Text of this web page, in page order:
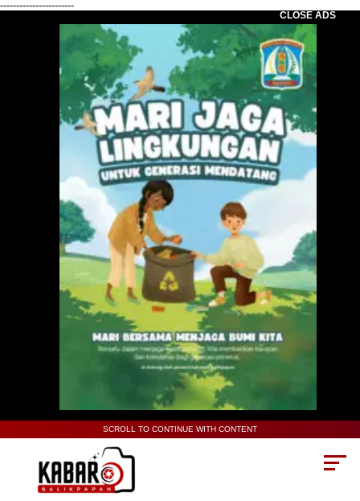
-----------------------
CLOSE ADS
SCROLL TO CONTINUE WITH CONTENT